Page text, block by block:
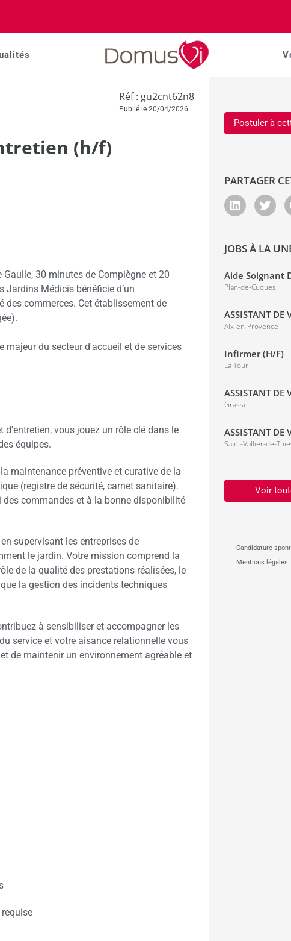
Réf : gu2cnt62n8
Publié le 20/04/2026
(h/f)
30 minutes de Compiègne et 20
Jardins Médicis bénéficie d’un
des commerces. Cet établissement de
majeur du secteur d'accueil et de services
d'entretien, vous jouez un rôle clé dans le
équipes.
maintenance préventive et curative de la
(registre de sécurité, carnet sanitaire).
commandes et à la bonne disponibilité
supervisant les entreprises de
le jardin. Votre mission comprend la
de la qualité des prestations réalisées, le
la gestion des incidents techniques
à sensibiliser et accompagner les
service et votre aisance relationnelle vous
de maintenir un environnement agréable et
Postuler à
PARTAGER
JOBS À LA
Aide Soignant
Plan-de-Cuques
ASSISTANT DE
Aix-en-Provence
Infirmer (H/F)
La Tour
ASSISTANT DE
Grasse
ASSISTANT DE
Saint-Vallier-de-
Voir
Candidature
Mentions légales